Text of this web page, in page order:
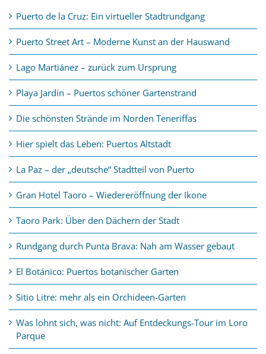
Puerto de la Cruz: Ein virtueller Stadtrundgang
Puerto Street Art – Moderne Kunst an der Hauswand
Lago Martiánez – zurück zum Ursprung
Playa Jardín – Puertos schöner Gartenstrand
Die schönsten Strände im Norden Teneriffas
Hier spielt das Leben: Puertos Altstadt
La Paz – der „deutsche“ Stadtteil von Puerto
Gran Hotel Taoro – Wiedereröffnung der Ikone
Taoro Park: Über den Dächern der Stadt
Rundgang durch Punta Brava: Nah am Wasser gebaut
El Botánico: Puertos botanischer Garten
Sitio Litre: mehr als ein Orchideen-Garten
Was lohnt sich, was nicht: Auf Entdeckungs-Tour im Loro
Parque